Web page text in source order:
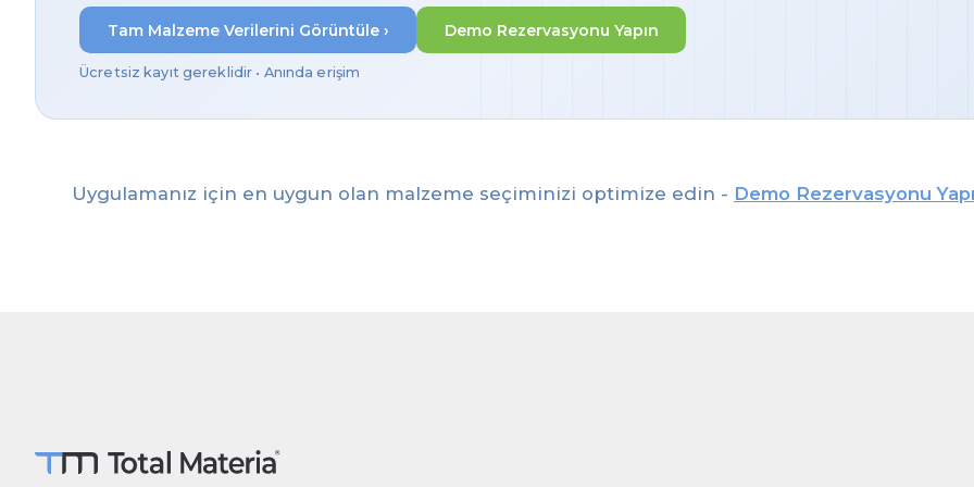
Tam Malzeme Verilerini Görüntüle ›
Ücretsiz kayıt gereklidir • Anında erişim
Demo Rezervasyonu Yapın
Uygulamanız için en uygun olan malzeme seçiminizi optimize edin - Demo Rezervasyonu